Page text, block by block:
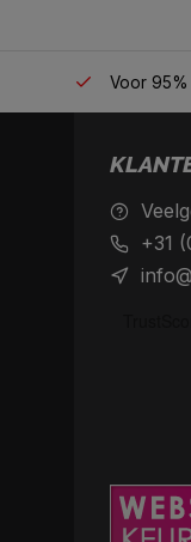
Voor
+31